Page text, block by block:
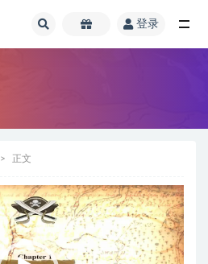
登录
正文